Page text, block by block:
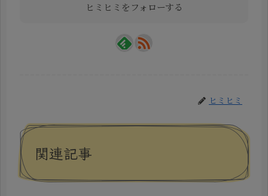
ヒミヒミをフォローする
ヒミヒミ
関連記事